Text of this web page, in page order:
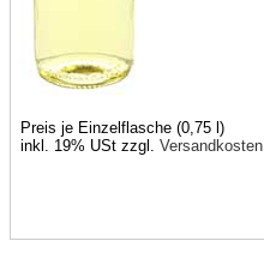
Preis je Einzelflasche (0,75 l)
inkl. 19% USt zzgl. Versandkosten